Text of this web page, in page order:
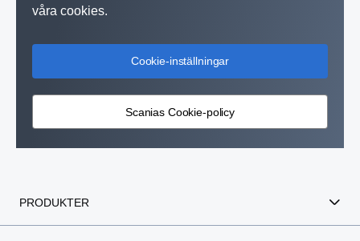
våra cookies.
Cookie-inställningar
Scanias Cookie-policy
PRODUKTER